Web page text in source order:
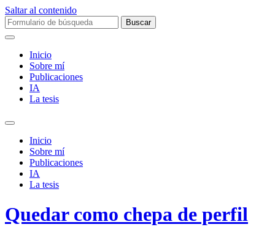
Saltar al contenido
Buscar:
Inicio
Sobre mí­
Publicaciones
IA
La tesis
Alternar
campo
búsqueda
Inicio
Sobre mí­
Publicaciones
IA
La tesis
Quedar como chepa de perfil